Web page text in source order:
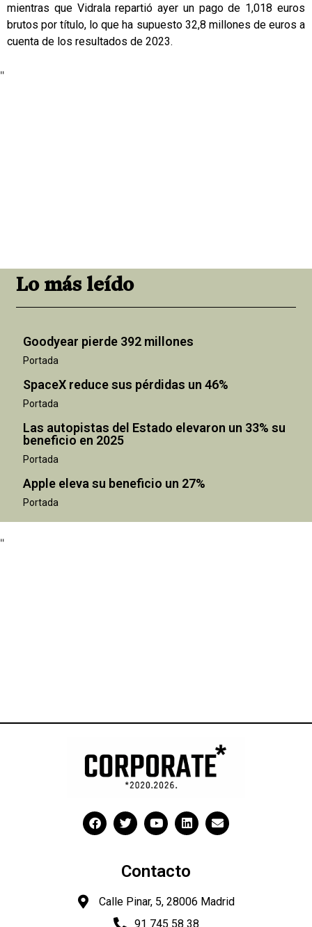
mientras que Vidrala repartió ayer un pago de 1,018 euros
brutos por título, lo que ha supuesto 32,8 millones de euros a
cuenta de los resultados de 2023.
"
Lo más leído
Goodyear pierde 392 millones
Portada
SpaceX reduce sus pérdidas un 46%
Portada
Las autopistas del Estado elevaron un 33% su
beneficio en 2025
Portada
Apple eleva su beneficio un 27%
Portada
"
Contacto
Calle Pinar, 5, 28006 Madrid
91 745 58 38